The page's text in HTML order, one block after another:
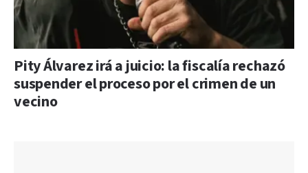
Pity Álvarez irá a juicio: la fiscalía rechazó
suspender el proceso por el crimen de un
vecino